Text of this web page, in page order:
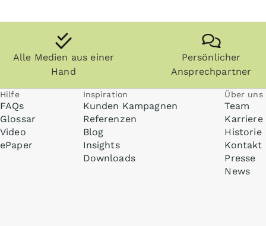
Alle Medien aus einer
Hand
Persönlicher
Ansprechpartner
Hilfe
FAQs
Glossar
Video
ePaper
Inspiration
Kunden Kampagnen
Referenzen
Blog
Insights
Downloads
Über uns
Team
Karriere
Historie
Kontakt
Presse
News